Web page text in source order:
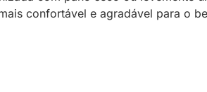
confortável e agradável para o